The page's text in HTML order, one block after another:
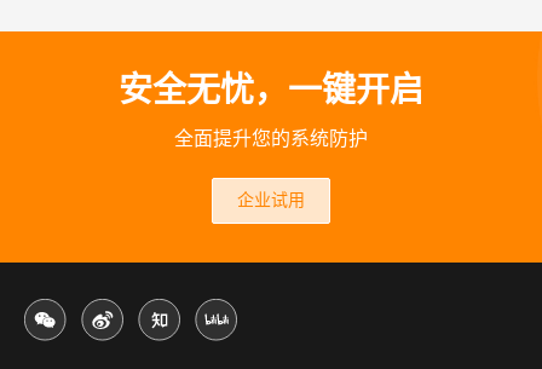
安全无忧，一键开启
全面提升您的系统防护
企业试用